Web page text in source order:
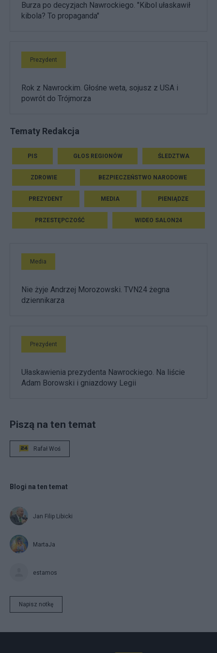
Burza po decyzjach Nawrockiego. "Kibol ułaskawił
kibola? To propaganda"
Prezydent
Rok z Nawrockim. Głośne weta, sojusz z USA i
powrót do Trójmorza
Tematy Redakcja
PIS GŁOS REGIONÓW ŚLEDZTWA
ZDROWIE BEZPIECZEŃSTWO NARODOWE
PREZYDENT MEDIA PIENIĄDZE
PRZESTĘPCZOŚĆ WIDEO SALON24
Media
Nie żyje Andrzej Morozowski. TVN24 żegna
dziennikarza
Prezydent
Ułaskawienia prezydenta Nawrockiego. Na liście
Adam Borowski i gniazdowy Legii
Piszą na ten temat
Rafał Woś
Blogi na ten temat
Jan Filip Libicki
MartaJa
estamos
Napisz notkę